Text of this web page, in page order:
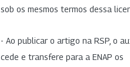
sob os mesmos termos dessa
- Ao publicar o artigo na RSP, o
cede e transfere para a ENAP os